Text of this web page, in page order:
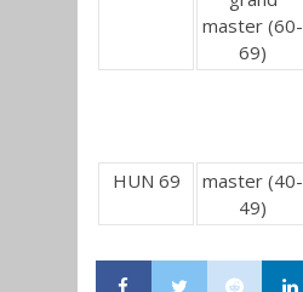
master (60-
69)
HUN 69
master (40-
49)